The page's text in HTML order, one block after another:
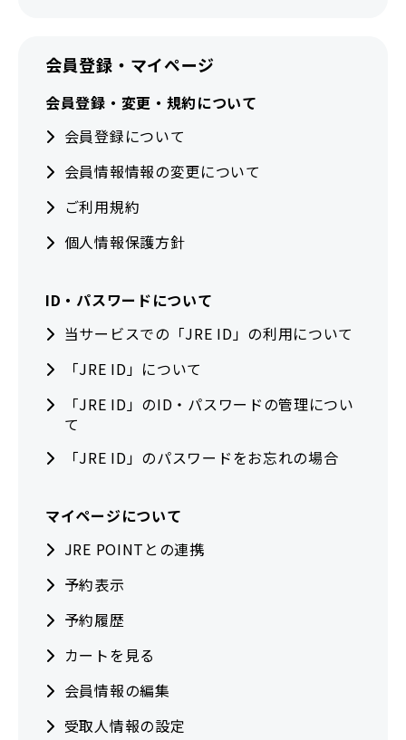
会員登録・マイページ
会員登録・変更・規約について
会員登録について
会員情報情報の変更について
ご利用規約
個人情報保護方針
ID・パスワードについて
当サービスでの「JRE ID」の利用について
「JRE ID」について
「JRE ID」のID・パスワードの管理につい
て
「JRE ID」のパスワードをお忘れの場合
マイページについて
JRE POINTとの連携
予約表示
予約履歴
カートを見る
会員情報の編集
受取人情報の設定